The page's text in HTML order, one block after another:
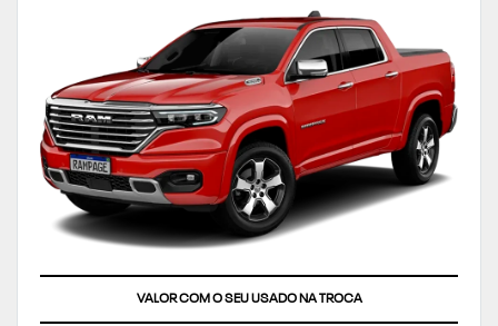
VALOR COM O SEU USADO NA TROCA